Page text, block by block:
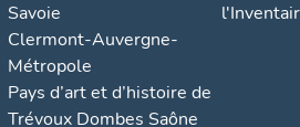
Savoie
Clermont-Auvergne-
Métropole
Pays d’art et d’histoire de
Trévoux Dombes Saône